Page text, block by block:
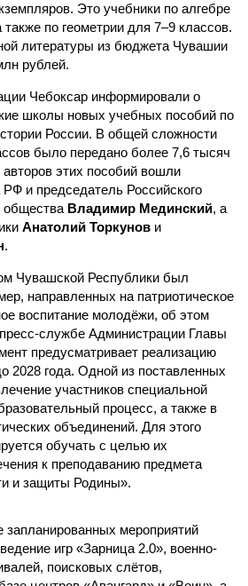
Это учебники по алгебре
по геометрии для 7–9 классов.
литературы из бюджета Чувашии
рублей.
Чебоксар информировали о
школы новых учебных пособий по
России. В общей сложности
было передано более 7,6 тысяч
этих пособий вошли
и председатель Российского
общества Владимир Мединский, а
Анатолий Торкунов и
.
Чувашской Республики был
направленных на патриотическое
воспитание молодёжи, об этом
службе Администрации Главы
предусматривает реализацию
2028 года. Одной из поставленных
участников специальной
процесс, а также в
объединений. Для этого
обучать с целью их
к преподаванию предмета
и защиты Родины».
запланированных мероприятий
игр «Зарница 2.0», военно-
поисковых слётов,